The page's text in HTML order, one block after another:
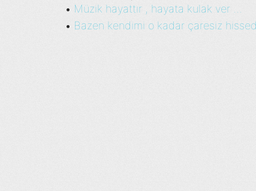
• Müzik hayattır , hayata kulak ver ...
• Bazen kendimi o kadar çaresiz